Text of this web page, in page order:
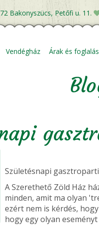
Bakonyszücs, Petőfi u. 11.
Vendégház Árak és foglalás
Születésnapi
A Szerethető Zöld Ház
minden, amit ma olyan
ezért nem is kérdés,
hogy egy olyan